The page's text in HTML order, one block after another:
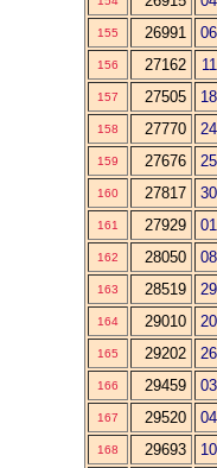
155 26991
156 27162
157 27505
158 27770
159 27676
160 27817
161 27929
162 28050
163 28519
164 29010
165 29202
166 29459
167 29520
168 29693